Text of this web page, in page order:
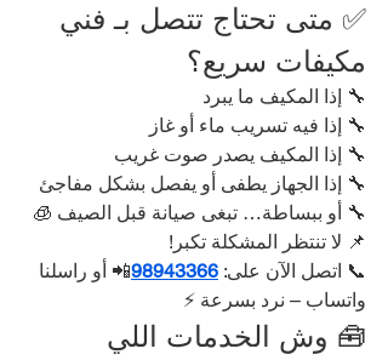
✅ متى تحتاج تتصل بـ فني
مكيفات سريع؟
🔧 إذا المكيف ما يبرد
🔧 إذا فيه تسريب ماء أو غاز
🔧 إذا المكيف يصدر صوت غريب
🔧 إذا الجهاز يطفى أو يفصل بشكل مفاجئ
🔧 أو ببساطة… تبغى صيانة قبل الصيف 🧊
📌 لا تنتظر المشكلة تكبر!
📞 اتصل الآن على: 98943366📲 أو راسلنا
واتساب – نرد بسرعة ⚡
🧰 وش الخدمات اللي